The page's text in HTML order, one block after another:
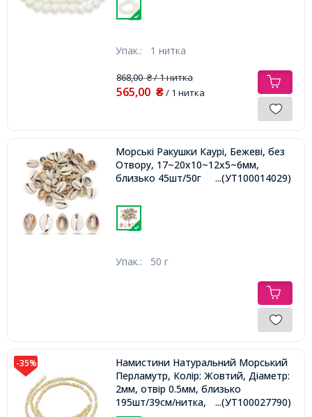
Упак.: 1 нитка
868,00₴/ 1 нитка
565,00 ₴/ 1 нитка
Морські Ракушки Каурі, Бежеві, без
Отвору, 17~20x10~12x5~6мм,
близько 45шт/50г
...(УТ100014029)
Упак.: 50 г
-35%
Намистини Натуральний Морський
Перламутр, Колір: Жовтий, Діаметр:
2мм, отвір 0.5мм, близько
195шт/39см/нитка,
...(УТ100027790)